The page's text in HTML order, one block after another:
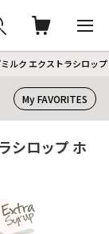
ルク エクストラシロッ
My FAVORITES
シロップ ホ